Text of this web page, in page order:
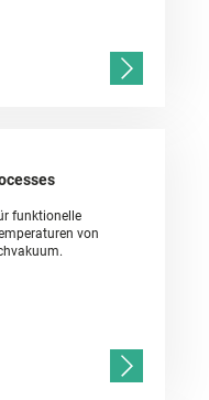
funktionelle
von